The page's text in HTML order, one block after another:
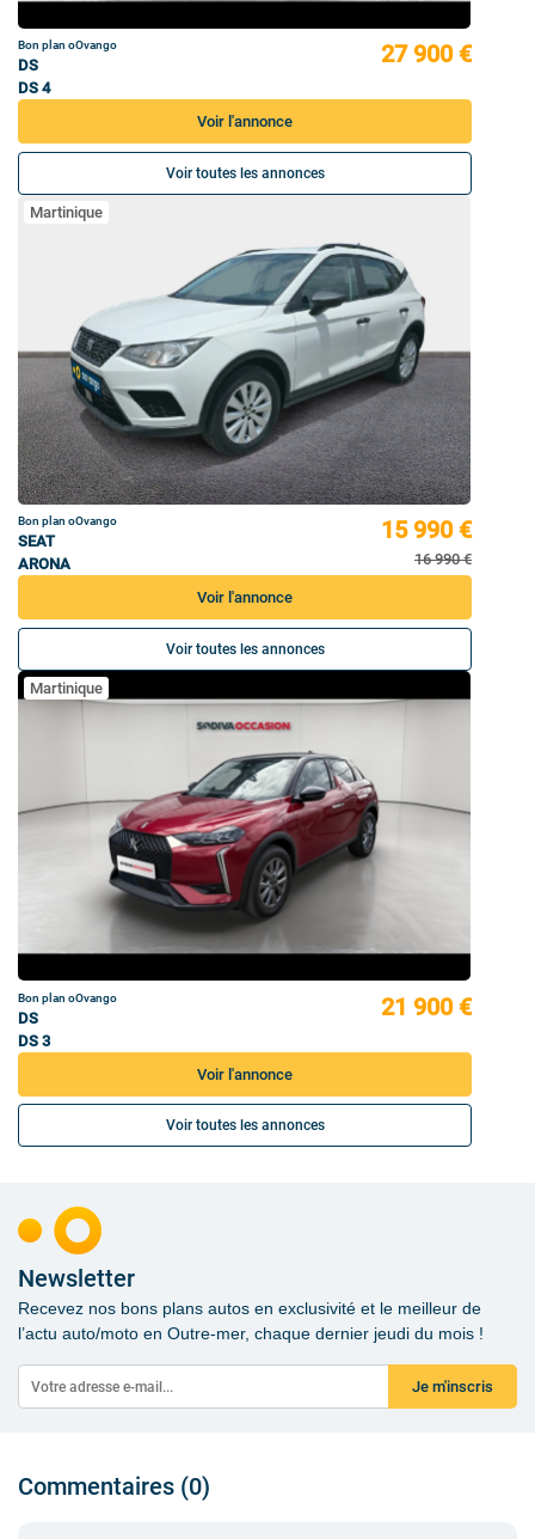
Bon plan oOvango
DS
DS 4
27 900 €
Voir l'annonce
Voir toutes les annonces
Martinique
Bon plan oOvango
SEAT
ARONA
15 990 €
16 990 €
Voir l'annonce
Voir toutes les annonces
Martinique
Bon plan oOvango
DS
DS 3
21 900 €
Voir l'annonce
Voir toutes les annonces
Newsletter
Recevez nos bons plans autos en exclusivité et le meilleur de
l’actu auto/moto en Outre-mer, chaque dernier jeudi du mois !
Je m'inscris
Commentaires (0)